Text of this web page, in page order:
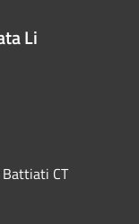
Li
CT